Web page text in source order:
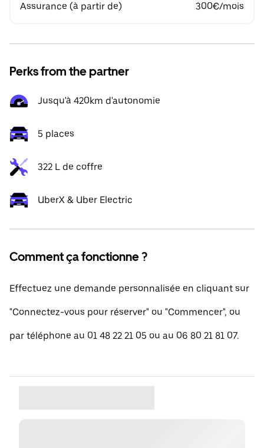
Assurance (à partir de) 300€/mois
Perks from the partner
Jusqu'à 420km d'autonomie
5 places
322 L de coffre
UberX & Uber Electric
Comment ça fonctionne ?
Effectuez une demande personnalisée en cliquant sur
"Connectez-vous pour réserver" ou "Commencer", ou
par téléphone au 01 48 22 21 05 ou au 06 80 21 81 07.